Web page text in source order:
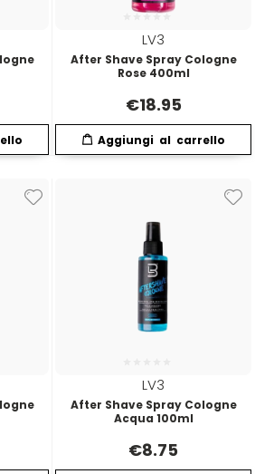
LV3
After Shave Spray Cologne
Rose 400ml
€18.95
LV3
After Shave Spray Cologne
Acqua 100ml
€8.75